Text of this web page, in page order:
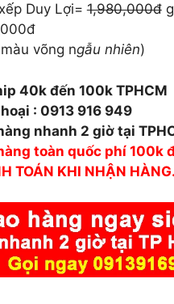
Duy Lợi=1,980,000đ
võng ngẫu nhiên)
40k đến 100k TPHCM
: 0913 916 949
nhanh 2 giờ tại
toàn quốc phí 100k
TOÁN KHI NHẬN HÀNG.